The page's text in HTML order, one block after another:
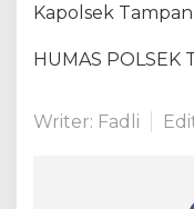
k
n
a
Kapolsek
HUMAS POLSEK
Writer: Fadli